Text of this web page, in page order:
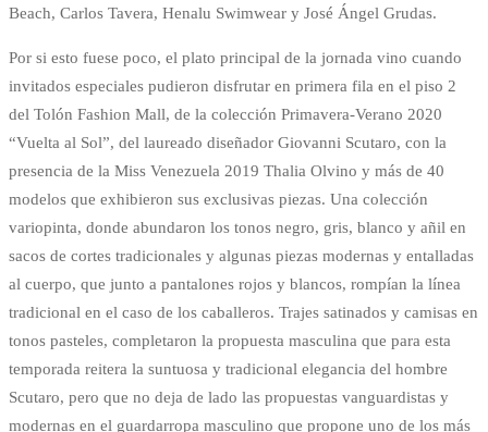
Beach, Carlos Tavera, Henalu Swimwear y José Ángel Grudas.
Por si esto fuese poco, el plato principal de la jornada vino cuando
invitados especiales pudieron disfrutar en primera fila en el piso 2
del Tolón Fashion Mall, de la colección Primavera-Verano 2020
“Vuelta al Sol”, del laureado diseñador Giovanni Scutaro, con la
presencia de la Miss Venezuela 2019 Thalia Olvino y más de 40
modelos que exhibieron sus exclusivas piezas. Una colección
variopinta, donde abundaron los tonos negro, gris, blanco y añil en
sacos de cortes tradicionales y algunas piezas modernas y entalladas
al cuerpo, que junto a pantalones rojos y blancos, rompían la línea
tradicional en el caso de los caballeros. Trajes satinados y camisas en
tonos pasteles, completaron la propuesta masculina que para esta
temporada reitera la suntuosa y tradicional elegancia del hombre
Scutaro, pero que no deja de lado las propuestas vanguardistas y
modernas en el guardarropa masculino que propone uno de los más